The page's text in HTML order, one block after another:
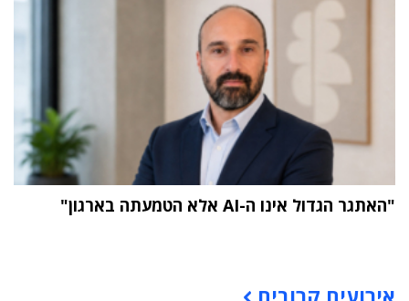
"האתגר הגדול אינו ה-AI אלא הטמעתה בארגון"
אירועים קרובים